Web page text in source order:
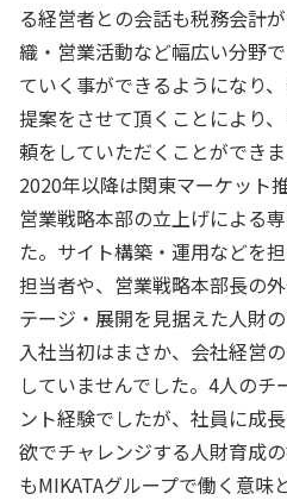
る経営者との会話も税務会計
織・営業活動など幅広い分野
ていく事ができるようになり
提案をさせて頂くことにより
頼をしていただくことができま
2020年以降は関東マーケット
営業戦略本部の立上げによる
た。サイト構築・運用などを
担当者や、営業戦略本部長の
テージ・展開を見据えた人財
入社当初はまさか、会社経営
していませんでした。4人のチ
ント経験でしたが、社員に成
欲でチャレンジする人財育成
もMIKATAグループで働く意味